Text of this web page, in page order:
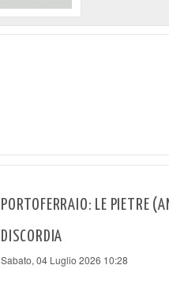
PORTOFERRAIO: LE PIETRE
DISCORDIA
Sabato, 04 Luglio 2026 10:28